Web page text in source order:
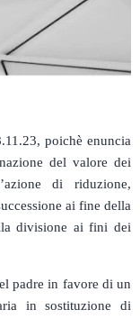
poichè enuncia
del valore dei
di riduzione,
ai fine della
divisione ai fini dei
padre in favore di un
in sostituzione di